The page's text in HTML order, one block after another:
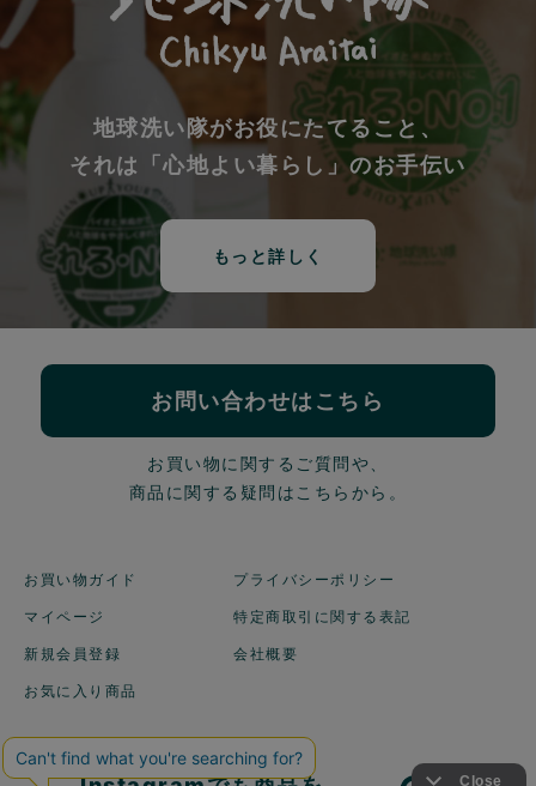
地球洗い隊がお役にたてること、
それは「心地よい暮らし」のお手伝い
もっと詳しく
お問い合わせはこちら
お買い物に関するご質問や、
商品に関する疑問はこちらから。
お買い物ガイド
マイページ
新規会員登録
お気に入り商品
プライバシーポリシー
特定商取引に関する表記
会社概要